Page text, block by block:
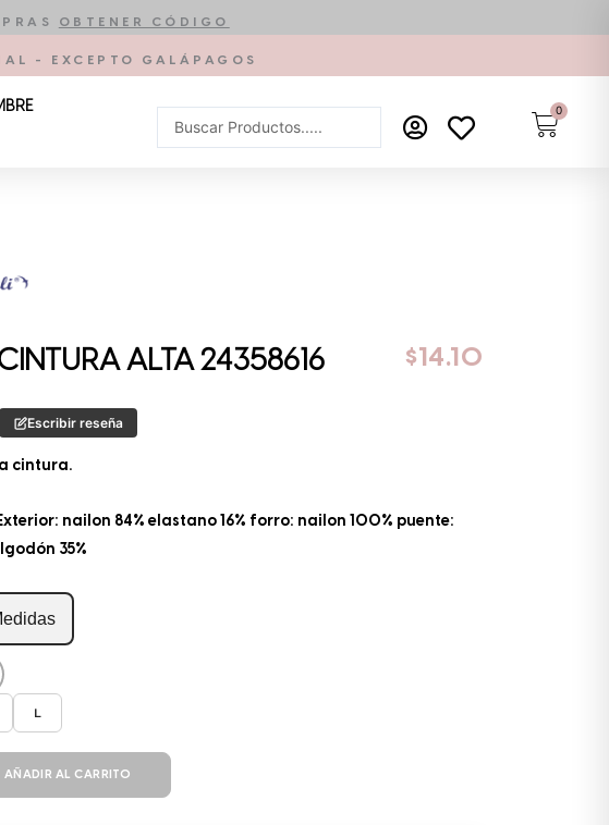
OBTENER CÓDIGO
- EXCEPTO GALÁPAGOS
Search
...
0
ALTA 24358616 $14.10
Escribir reseña
cintura.
nailon 84% elastano 16% forro: nailon 100% puente:
35%
L
AÑADIR AL CARRITO